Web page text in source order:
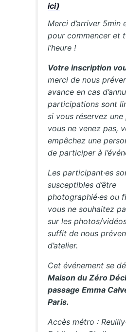
ici)
Merci d’arriver 5min
pour commencer et
l’heure !
Votre inscription
merci de nous
avance en cas
participations sont
si vous réservez
vous ne venez pas,
empêchez une
de participer à
Les participant·es
susceptibles d’être
photographié·es ou
vous ne souhaitez
sur les photos/
suffit de nous
d’atelier.
Cet événement se
Maison du Zéro
passage Emma
Paris.
Accès métro :